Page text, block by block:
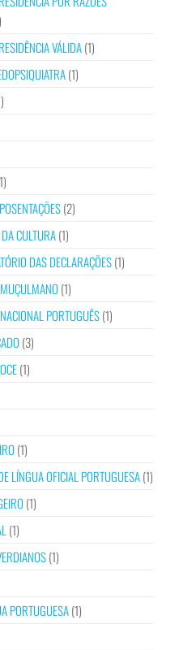
VÁLIDA(1)
(1)
(2)
CULTURA(1)
DAS DECLARAÇÕES(1)
(1)
PORTUGUÊS(1)
(3)
(1)
(1)
LÍNGUA OFICIAL PORTUGUESA(1)
(1)
(1)
(1)
PORTUGUESA(1)